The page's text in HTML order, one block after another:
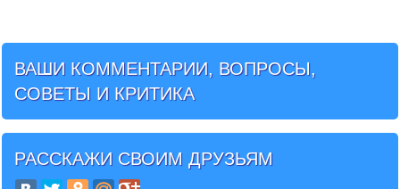
ВАШИ КОММЕНТАРИИ, ВОПРОСЫ,
СОВЕТЫ И КРИТИКА
РАССКАЖИ СВОИМ ДРУЗЬЯМ